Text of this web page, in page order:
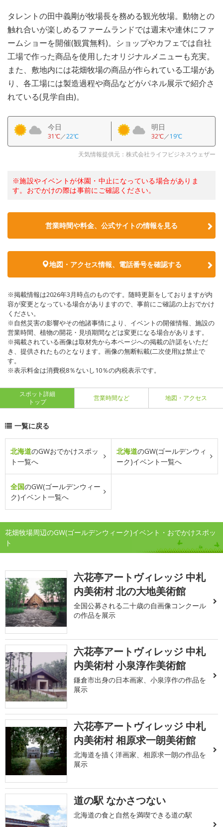
タレントの田中義剛が牧場長を務める観光牧場。動物との
触れ合いが楽しめるファームランドでは週末や連休にファ
ームショーを開催(観賞無料)。ショップやカフェでは自社
工場で作った商品を使用したオリジナルメニューも充実。
また、敷地内には花畑牧場の商品が作られている工場があ
り、各工場には製造過程や商品などがパネル展示で紹介さ
れている(見学自由)。
今日
31℃／22℃
明日
32℃／19℃
天気情報提供元：株式会社ライフビジネスウェザー
※施設やイベントが休園・中止になっている場合がありま
す。おでかけの際は事前にご確認ください。
営業時間や料金、公式サイトの情報を見る
地図・アクセス情報、電話番号を確認する
※掲載情報は2026年3月時点のものです。随時更新をしておりますが内
容が変更となっている場合がありますので、事前にご確認の上おでかけ
ください。
※自然災害の影響やその他諸事情により、イベントの開催情報、施設の
営業時間、植物の開花・見頃期間などは変更になる場合があります。
※掲載されている画像は取材先から本ページへの掲載の許諾をいただ
き、提供されたものとなります。画像の無断転載(二次使用)は禁止で
す。
※表示料金は消費税8％ないし10％の内税表示です。
スポット詳細
トップ
営業時間など 地図・アクセス
一覧に戻る
北海道のGWおでかけスポッ
ト一覧へ
北海道のGW(ゴールデンウィ
ーク)イベント一覧へ
全国のGW(ゴールデンウィー
ク)イベント一覧へ
花畑牧場周辺のGW(ゴールデンウィーク)イベント・おでかけスポッ
ト
六花亭アートヴィレッジ 中札
内美術村 北の大地美術館
全国公募される二十歳の自画像コンクール
の作品を展示
六花亭アートヴィレッジ 中札
内美術村 小泉淳作美術館
鎌倉市出身の日本画家、小泉淳作の作品を
展示
六花亭アートヴィレッジ 中札
内美術村 相原求一朗美術館
北海道を描く洋画家、相原求一朗の作品を
展示
道の駅 なかさつない
北海道の食と自然を満喫できる道の駅